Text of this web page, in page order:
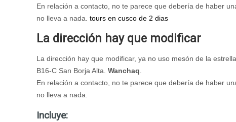
En relación a contacto, no te parece que debería de haber
no lleva a nada. tours en cusco de 2 dias
La dirección hay que modificar
La dirección hay que modificar, ya no uso mesón de la
B16-C San Borja Alta. Wanchaq
En relación a contacto, no te parece que debería de haber
no lleva a nada.
Incluye: